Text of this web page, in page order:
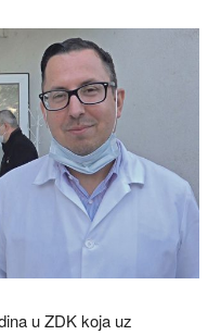
u ZDK koja uz